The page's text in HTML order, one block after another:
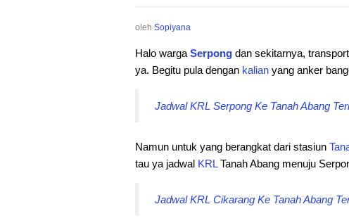
oleh Sopiyana
Halo warga Serpong dan sekitarnya,
ya. Begitu pula dengan kalian yang anker
Jadwal KRL Serpong Ke Tanah Abang
Namun untuk yang berangkat dari stasiun
tau ya jadwal KRLTanah Abang menuju
Jadwal KRL Cikarang Ke Tanah Abang